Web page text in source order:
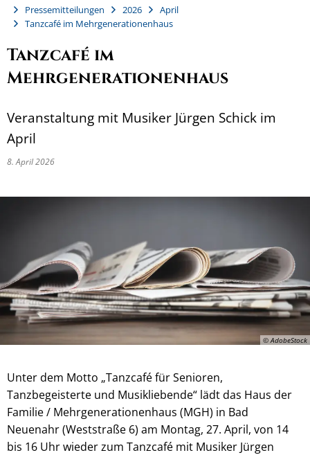
Pressemitteilungen
2026
April
Tanzcafé im Mehrgenerationenhaus
Tanzcafé im
Mehrgenerationenhaus
Veranstaltung mit Musiker Jürgen Schick im
April
8. April 2026
© AdobeStock
Unter dem Motto „Tanzcafé für Senioren,
Tanzbegeisterte und Musikliebende“ lädt das Haus der
Familie / Mehrgenerationenhaus (MGH) in Bad
Neuenahr (Weststraße 6) am Montag, 27. April, von 14
bis 16 Uhr wieder zum Tanzcafé mit Musiker Jürgen